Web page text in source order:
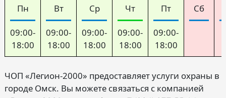
Пн
09:00-
18:00
Вт
09:00-
18:00
Ср
09:00-
18:00
Чт
09:00-
18:00
Пт
09:00-
18:00
Сб
ЧОП «Легион-2000» предоставляет услуги охраны в
городе Омск. Вы можете связаться с компанией